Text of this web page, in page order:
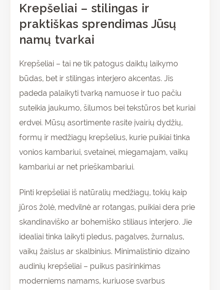
Krepšeliai – stilingas ir
praktiškas sprendimas Jūsų
namų tvarkai
Krepšeliai – tai ne tik patogus daiktų laikymo
būdas, bet ir stilingas interjero akcentas. Jis
padeda palaikyti tvarką namuose ir tuo pačiu
suteikia jaukumo, šilumos bei tekstūros bet kuriai
erdvei. Mūsų asortimente rasite įvairių dydžių,
formų ir medžiagų krepšelius, kurie puikiai tinka
vonios kambariui, svetainei, miegamajam, vaikų
kambariui ar net prieškambariui.
Pinti krepšeliai iš natūralių medžiagų, tokių kaip
jūros žolė, medvilnė ar rotangas, puikiai dera prie
skandinaviško ar bohemiško stiliaus interjero. Jie
idealiai tinka laikyti pledus, pagalves, žurnalus,
vaikų žaislus ar skalbinius. Minimalistinio dizaino
audinių krepšeliai – puikus pasirinkimas
moderniems namams, kuriuose svarbus